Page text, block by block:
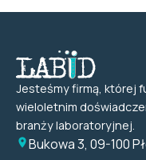
Jesteśmy firmą, której
wieloletnim
branży laboratoryjnej.
Bukowa 3, 09-100